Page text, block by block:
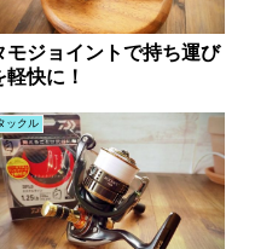
モジョイントで持ち運び
軽快に！
ックル